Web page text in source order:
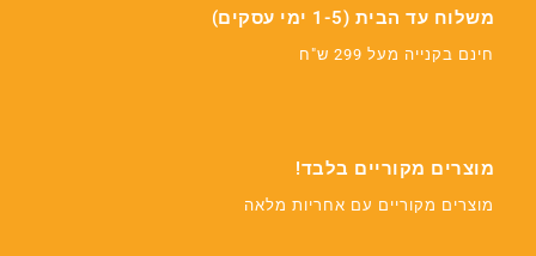
משלוח עד הבית (1-5 ימי עסקים)
חינם בקנייה מעל 299 ש"ח
מוצרים מקוריים בלבד!
מוצרים מקוריים עם אחריות מלאה